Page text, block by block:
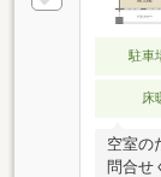
中学
鉄バ
石井
郭町
駐車
床
空室の
問合せ